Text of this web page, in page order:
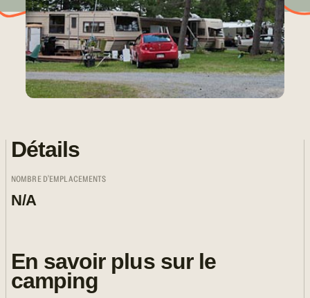
Détails
NOMBRE D'EMPLACEMENTS
N/A
En savoir plus sur le
camping